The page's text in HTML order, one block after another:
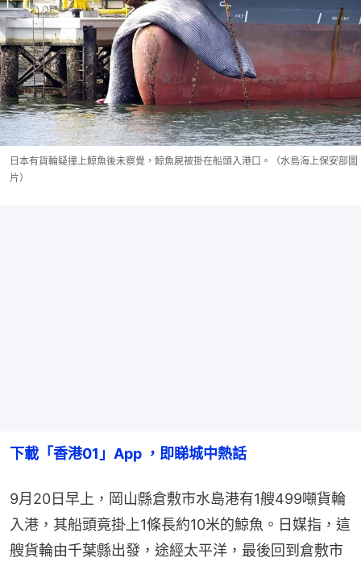
日本有貨輪疑撞上鯨魚後未察覺，鯨魚屍被掛在船頭入港口。（水島海上保安部圖
片）
下載「香港01」App ，即睇城中熱話
9月20日早上，岡山縣倉敷市水島港有1艘499噸貨輪
入港，其船頭竟掛上1條長約10米的鯨魚。日媒指，這
艘貨輪由千葉縣出發，途經太平洋，最後回到倉敷市